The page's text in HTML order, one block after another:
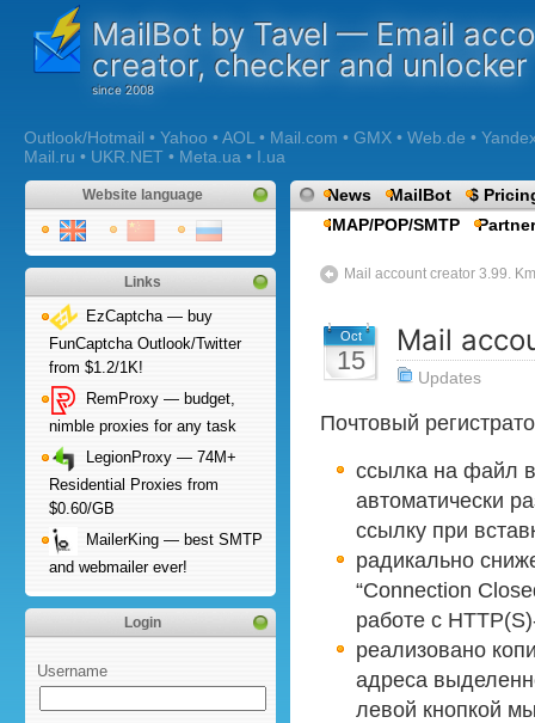
MailBot by Tavel — Email
creator, checker and unlocker
Outlook/Hotmail • Yahoo • AOL • Mail.com • GMX • Web.de •
Mail.ru • UKR.NET • Meta.ua • I.ua
Website language
Links
EzCaptcha — buy
FunCaptcha Outlook/Twitter
from $1.2/1K!
RemProxy — budget,
nimble proxies for any task
LegionProxy — 74M+
Residential Proxies from
$0.60/GB
MailerKing — best SMTP
and webmailer ever!
Login
Username
News MailBot
$
IMAP/POP/SMTP
Mail account creator 3.99.
Oct
15
Mail
Updates
Почтовый
ссылка на файл
автоматически
ссылку при
радикально
“Connection
работе с
реализовано
адреса
левой кнопкой